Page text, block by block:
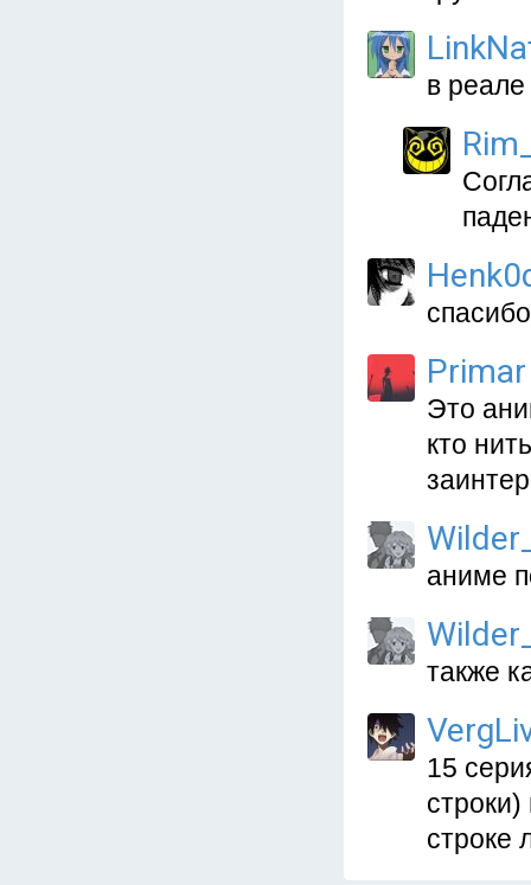
в
спасибо
Primar
Это
кто
аниме
также
15
строке